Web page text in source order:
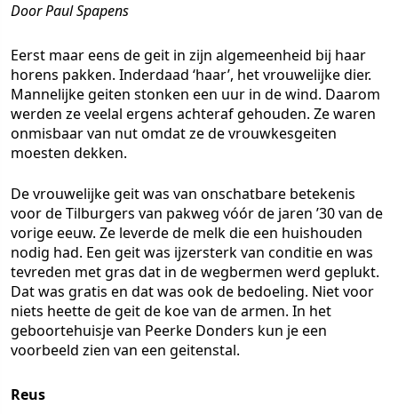
Door Paul Spapens
Eerst maar eens de geit in zijn algemeenheid bij haar
horens pakken. Inderdaad ‘haar’, het vrouwelijke dier.
Mannelijke geiten stonken een uur in de wind. Daarom
werden ze veelal ergens achteraf gehouden. Ze waren
onmisbaar van nut omdat ze de vrouwkesgeiten
moesten dekken.
De vrouwelijke geit was van onschatbare betekenis
voor de Tilburgers van pakweg vóór de jaren ’30 van de
vorige eeuw. Ze leverde de melk die een huishouden
nodig had. Een geit was ijzersterk van conditie en was
tevreden met gras dat in de wegbermen werd geplukt.
Dat was gratis en dat was ook de bedoeling. Niet voor
niets heette de geit de koe van de armen. In het
geboortehuisje van Peerke Donders kun je een
voorbeeld zien van een geitenstal.
Reus